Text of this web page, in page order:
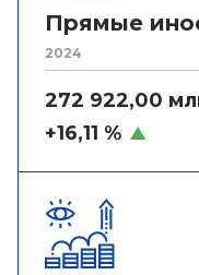
Прямые
2024
272 922,00
+16,11 %